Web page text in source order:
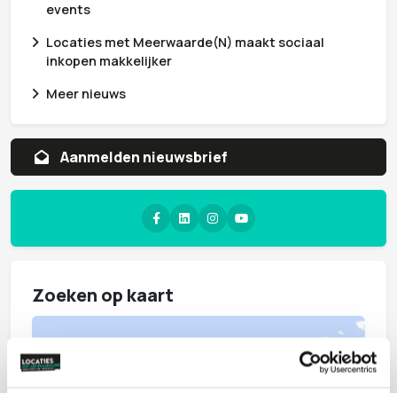
events
Locaties met Meerwaarde(N) maakt sociaal
inkopen makkelijker
Meer nieuws
Aanmelden nieuwsbrief
Zoeken op kaart